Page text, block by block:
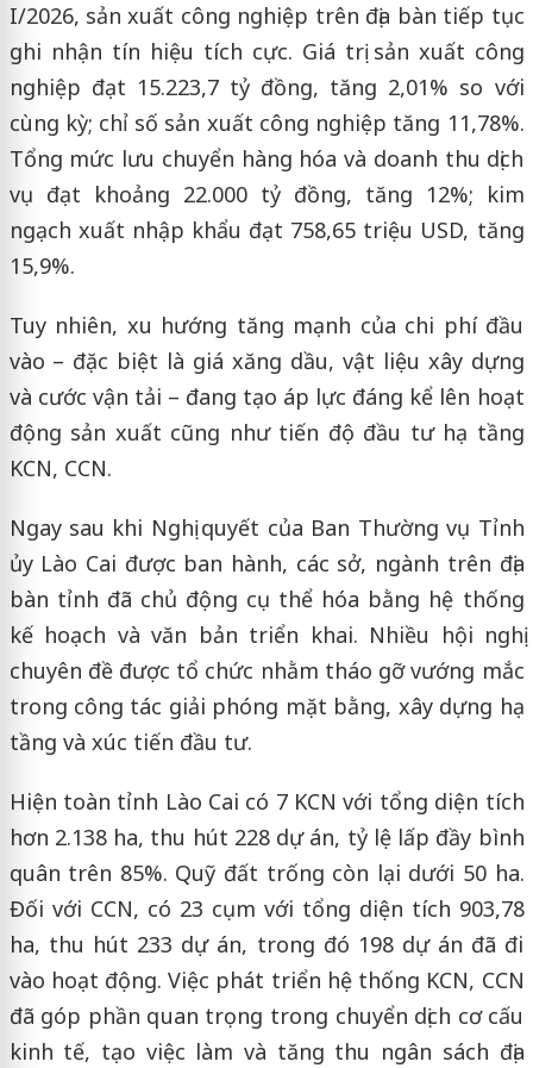
I/2026, sản xuất công nghiệp trên địa bàn tiếp tục
ghi nhận tín hiệu tích cực. Giá trị sản xuất công
nghiệp đạt 15.223,7 tỷ đồng, tăng 2,01% so với
cùng kỳ; chỉ số sản xuất công nghiệp tăng 11,78%.
Tổng mức lưu chuyển hàng hóa và doanh thu dịch
vụ đạt khoảng 22.000 tỷ đồng, tăng 12%; kim
ngạch xuất nhập khẩu đạt 758,65 triệu USD, tăng
15,9%.
Tuy nhiên, xu hướng tăng mạnh của chi phí đầu
vào – đặc biệt là giá xăng dầu, vật liệu xây dựng
và cước vận tải – đang tạo áp lực đáng kể lên hoạt
động sản xuất cũng như tiến độ đầu tư hạ tầng
KCN, CCN.
Ngay sau khi Nghị quyết của Ban Thường vụ Tỉnh
ủy Lào Cai được ban hành, các sở, ngành trên địa
bàn tỉnh đã chủ động cụ thể hóa bằng hệ thống
kế hoạch và văn bản triển khai. Nhiều hội nghị
chuyên đề được tổ chức nhằm tháo gỡ vướng mắc
trong công tác giải phóng mặt bằng, xây dựng hạ
tầng và xúc tiến đầu tư.
Hiện toàn tỉnh Lào Cai có 7 KCN với tổng diện tích
hơn 2.138 ha, thu hút 228 dự án, tỷ lệ lấp đầy bình
quân trên 85%. Quỹ đất trống còn lại dưới 50 ha.
Đối với CCN, có 23 cụm với tổng diện tích 903,78
ha, thu hút 233 dự án, trong đó 198 dự án đã đi
vào hoạt động. Việc phát triển hệ thống KCN, CCN
đã góp phần quan trọng trong chuyển dịch cơ cấu
kinh tế, tạo việc làm và tăng thu ngân sách địa